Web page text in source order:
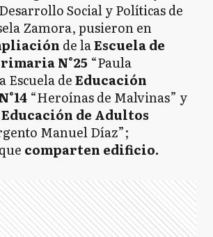
Social y Políticas de
Zamora, pusieron en
de laEscuela de
N°25 “Paula
Escuela deEducación
“Heroínas de Malvinas” y
de Adultos
Manuel Díaz”;
comparten edificio.